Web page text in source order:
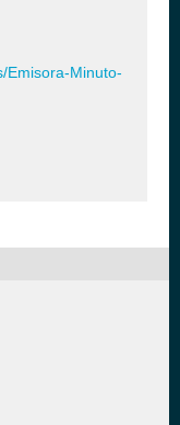
Emisora-Minuto-